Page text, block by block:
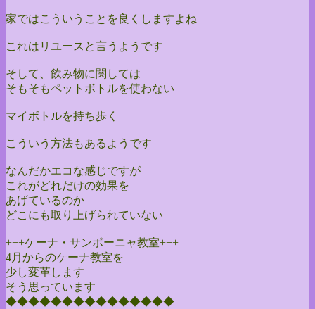
家ではこういうことを良くしますよね
これはリユースと言うようです
そして、飲み物に関しては
そもそもペットボトルを使わない
マイボトルを持ち歩く
こういう方法もあるようです
なんだかエコな感じですが
これがどれだけの効果を
あげているのか
どこにも取り上げられていない
+++ケーナ・サンポーニャ教室+++
4月からのケーナ教室を
少し変革します
そう思っています
◆◆◆◆◆◆◆◆◆◆◆◆◆◆◆